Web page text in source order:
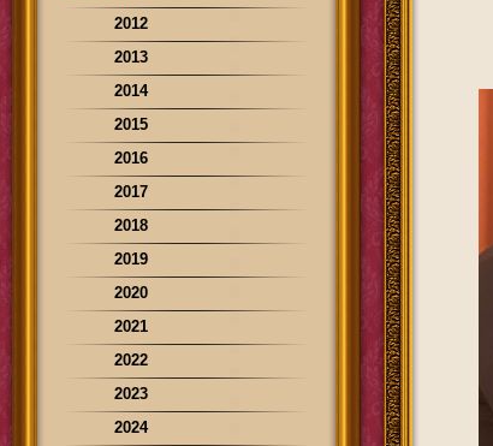
2012
2013
2014
2015
2016
2017
2018
2019
2020
2021
2022
2023
2024